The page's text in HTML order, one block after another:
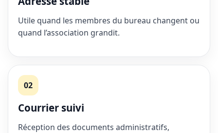
Utile quand les membres du bureau changent ou
quand l’association grandit.
02
Courrier suivi
Réception des documents administratifs,